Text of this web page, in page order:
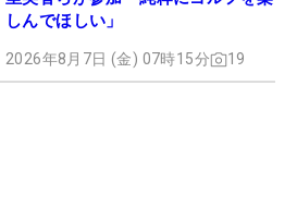
しんでほしい」
2026年8月7日 (金) 07時15分 19